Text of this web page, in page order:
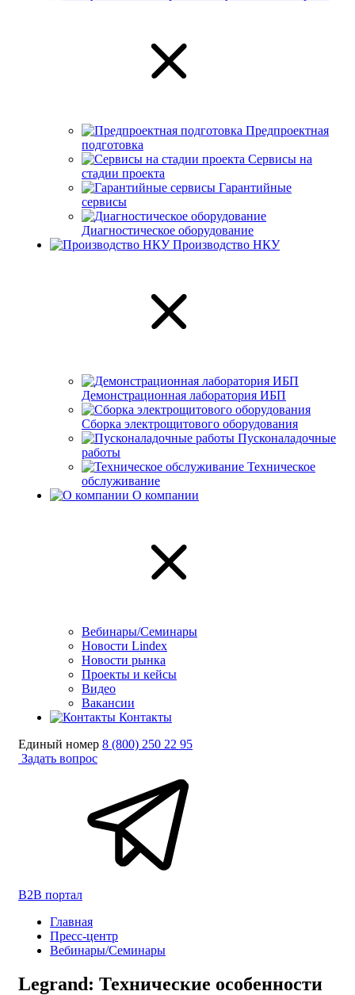
Предпроектная
подготовка
Сервисы на
стадии проекта
Гарантийные
сервисы
Диагностическое оборудование
Производство НКУ
Демонстрационная лаборатория ИБП
Сборка электрощитового оборудования
Пусконаладочные
работы
Техническое
обслуживание
О компании
Вебинары/Семинары
Новости Lindex
Новости рынка
Проекты и кейсы
Видео
Вакансии
Контакты
Единый номер 8 (800) 250 22 95
Задать вопрос
B2B портал
Главная
Пресс-центр
Вебинары/Семинары
Legrand: Технические особенности